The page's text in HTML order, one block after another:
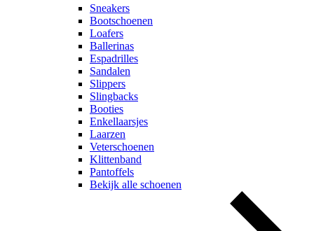
Sneakers
Bootschoenen
Loafers
Ballerinas
Espadrilles
Sandalen
Slippers
Slingbacks
Booties
Enkellaarsjes
Laarzen
Veterschoenen
Klittenband
Pantoffels
Bekijk alle schoenen